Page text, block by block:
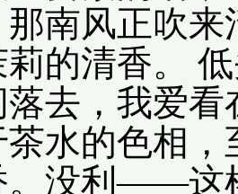
南风正吹
的清香。
去，我爱
水的色相
。没利——这